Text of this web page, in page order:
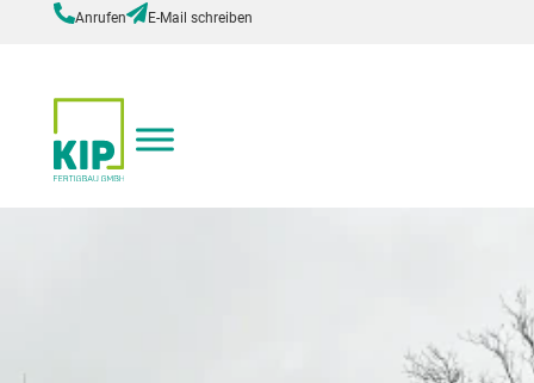
Anrufen E-Mail schreiben